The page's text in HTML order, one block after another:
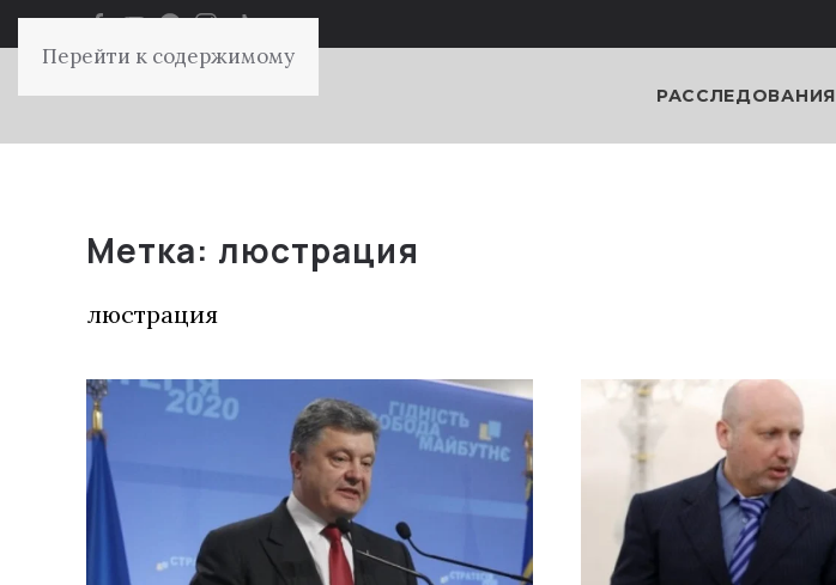
Перейти к содержимому
РАССЛЕДОВАНИЯ
Метка: люстрация
люстрация